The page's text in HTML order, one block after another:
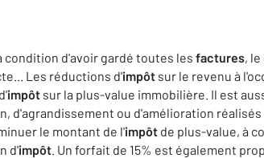
d'avoir gardé toutes les factures,
Les réductions d'impôt sur le revenu à
impôt sur la plus-value immobilière. Il est
d'agrandissement ou d'amélioration
le montant de l'impôt de plus-value, à
d'impôt. Un forfait de 15% est également